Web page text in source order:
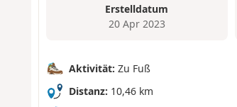
Erstelldatum
20 Apr 2023
Aktivität: Zu Fuß
Distanz: 10,46 km